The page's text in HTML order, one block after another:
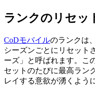
ランクのリセッ
CoDモバイルのランクは
シーズンごとにリセット
ーズ」と呼ばれます。こ
セットのたびに最高ラン
レイする意欲が湧くよう